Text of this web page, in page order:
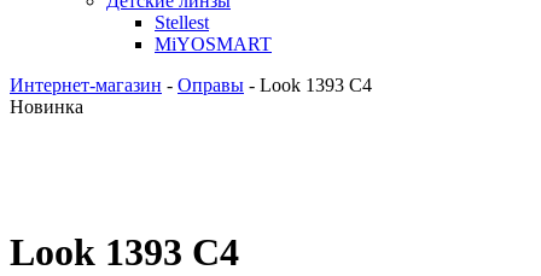
Stellest
MiYOSMART
Интернет-магазин - Оправы - Look 1393 C4
Новинка
Look 1393 C4